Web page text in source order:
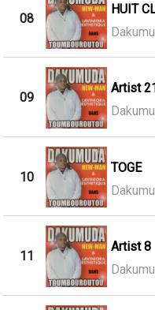
08
HUIT
09
Artist 21
10
TOGE
11
Artist 8